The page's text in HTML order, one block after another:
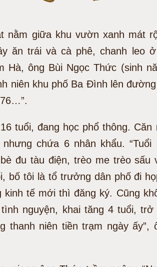
nằm giữa khu vườn xanh mát
ăn trái và cà phê, chanh leo ở
Hà, ông Bùi Ngọc Thức (sinh
niên khu phố Ba Đình lên
tuổi, đang học phổ thông. Căn
chứa 6 nhân khẩu.
đu tàu điện, trèo me trèo sấu
bố tôi là tổ trưởng dân phố đi
kinh tế mới thì đăng ký. Cũng
nguyện, khai tăng 4 tuổi, trở
thanh niên tiền trạm ngày ấy”,